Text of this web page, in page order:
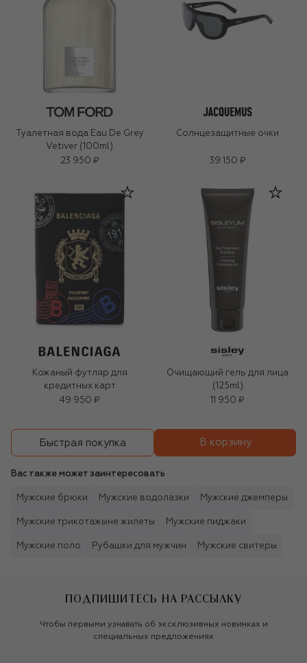
Туалетная вода Eau De Grey
Vetiver (100ml)
23 950 ₽
Солнцезащитные очки
39 150 ₽
Кожаный футляр для
кредитных карт
49 950 ₽
Очищающий гель для лица
(125ml)
11 950 ₽
Быстрая покупка В корзину
Вас также может заинтересовать
Мужские брюки Мужские водолазки Мужские джемперы
Мужские трикотажыне жилеты Мужские пиджаки
Мужские поло Рубашки для мужчин Мужские свитеры
ПОДПИШИТЕСЬ НА РАССЫЛКУ
Чтобы первыми узнавать об эксклюзивных новинках и
специальных предложениях